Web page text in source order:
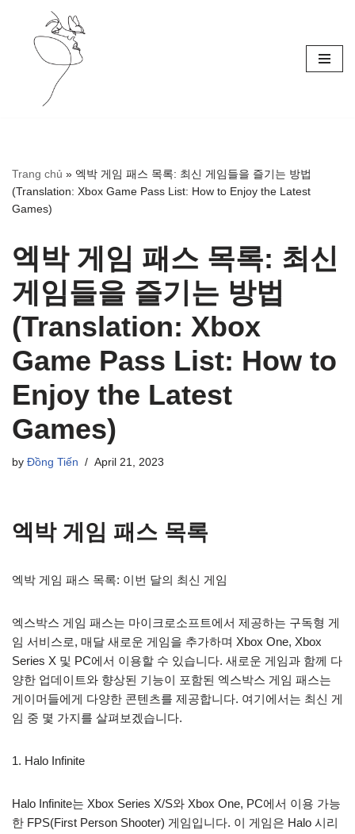
Skip
Trang chủ » 엑박 게임 패스 목록: 최신 게임들을 즐기는 방법
(Translation: Xbox Game Pass List: How to Enjoy the Latest
Games)
엑박 게임 패스 목록: 최신
게임들을 즐기는 방법
(Translation: Xbox
Game Pass List: How to
Enjoy the Latest
Games)
by Đồng Tiến April 21, 2023
엑박 게임 패스 목록
엑박 게임 패스 목록: 이번 달의 최신 게임
엑스박스 게임 패스는 마이크로소프트에서 제공하는 구독형 게
임 서비스로, 매달 새로운 게임을 추가하며 Xbox One, Xbox
Series X 및 PC에서 이용할 수 있습니다. 새로운 게임과 함께 다
양한 업데이트와 향상된 기능이 포함된 엑스박스 게임 패스는
게이머들에게 다양한 콘텐츠를 제공합니다. 여기에서는 최신 게
임 중 몇 가지를 살펴보겠습니다.
1. Halo Infinite
Halo Infinite는 Xbox Series X/S와 Xbox One, PC에서 이용 가능
한 FPS(First Person Shooter) 게임입니다. 이 게임은 Halo 시리